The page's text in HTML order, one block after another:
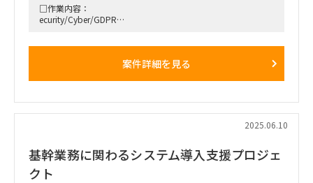
■稼働想定時期：即日(7/1でも可)～2025年12月末※以降も継
続する想定（長期参画いただける方でお願いいたします）
■備考
・業務改善タスクも含みますが、業務運用支援がメインとなり
ますので、この前提で参画いただける方でお願いいたします
□作業内容：
ecurity/Cyber/GDPR
・インシデント対応強化に向けた、年次訓練の企画（訓練シナ
■面談回数：1回
案件詳細を見る
2025.06.10
基幹業務に関わるシステム導入支援プロジェ
クト